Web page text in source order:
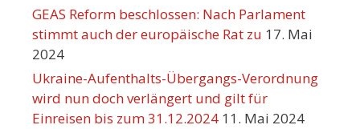
GEAS Reform beschlossen: Nach Parlament
stimmt auch der europäische Rat zu 17. Mai
2024
Ukraine-Aufenthalts-Übergangs-Verordnung
wird nun doch verlängert und gilt für
Einreisen bis zum 31.12.2024 11. Mai 2024